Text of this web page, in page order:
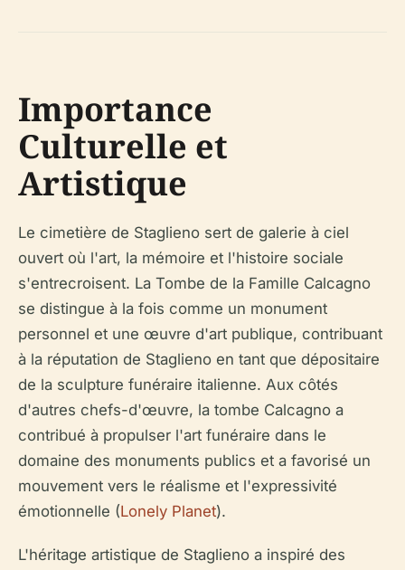
Importance
Culturelle et
Artistique
Le cimetière de Staglieno sert de galerie à ciel
ouvert où l'art, la mémoire et l'histoire sociale
s'entrecroisent. La Tombe de la Famille Calcagno
se distingue à la fois comme un monument
personnel et une œuvre d'art publique, contribuant
à la réputation de Staglieno en tant que dépositaire
de la sculpture funéraire italienne. Aux côtés
d'autres chefs-d'œuvre, la tombe Calcagno a
contribué à propulser l'art funéraire dans le
domaine des monuments publics et a favorisé un
mouvement vers le réalisme et l'expressivité
émotionnelle (Lonely Planet).
L'héritage artistique de Staglieno a inspiré des